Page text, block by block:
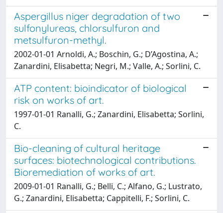
Aspergillus niger degradation of two
sulfonylureas, chlorsulfuron and
metsulfuron-methyl.
2002-01-01 Arnoldi, A.; Boschin, G.; D’Agostina, A.;
Zanardini, Elisabetta; Negri, M.; Valle, A.; Sorlini, C.
ATP content: bioindicator of biological
risk on works of art.
1997-01-01 Ranalli, G.; Zanardini, Elisabetta; Sorlini,
C.
Bio-cleaning of cultural heritage
surfaces: biotechnological contributions.
Bioremediation of works of art.
2009-01-01 Ranalli, G.; Belli, C.; Alfano, G.; Lustrato,
G.; Zanardini, Elisabetta; Cappitelli, F.; Sorlini, C.